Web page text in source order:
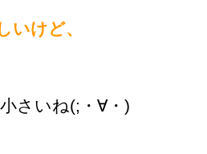
いけど、
さいね(;・∀・)